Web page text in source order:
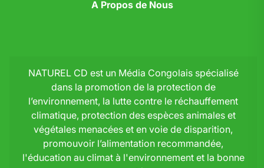
A Propos de Nous
NATUREL CD est un Média Congolais spécialisé
dans la promotion de la protection de
l’environnement, la lutte contre le réchauffement
climatique, protection des espèces animales et
végétales menacées et en voie de disparition,
promouvoir l’alimentation recommandée,
l'éducation au climat à l'environnement et la bonne